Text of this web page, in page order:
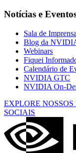
Notícias e
Sala de Imprensa
Blog da
Webinars
Fiquei
Calendário de
NVIDIA GTC
NVIDIA On-
EXPLORE
SOCIAIS